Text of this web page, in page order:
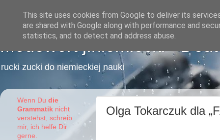
Modewort j.niemiecki -
rucki zucki do niemieckiej nauki
Olga Tokarczuk dla
Wenn Du die
Grammatik nicht
verstehst, schreib
mir, ich helfe Dir
gerne.
This site uses cookies from Google to deliver its
are shared with Google along with performance and
statistics, and to detect and address abuse.